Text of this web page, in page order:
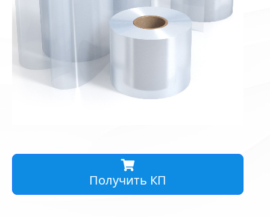
Получить КП